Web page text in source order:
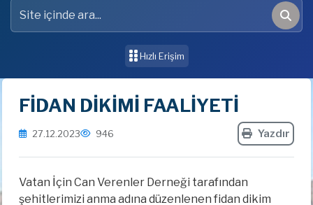
Site içinde ara
Ara
Hızlı Erişim
FİDAN DİKİMİ FAALİYETİ
27.12.2023 946 Yazdır
Vatan İçin Can Verenler Derneği tarafından
şehitlerimizi anma adına düzenlenen fidan dikim